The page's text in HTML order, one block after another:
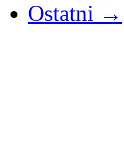
Ostatni →